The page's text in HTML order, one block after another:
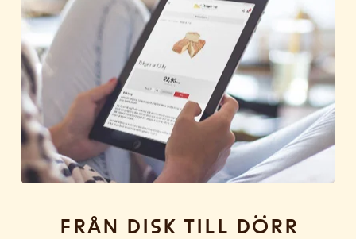
Från disk till dörr